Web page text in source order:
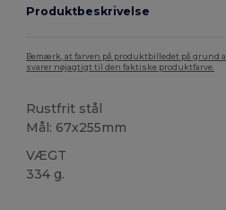
Produktbeskrivelse
Bemærk, at farven på produktbilledet på
svarer nøjagtigt til den faktiske produktfarve.
Rustfrit stål
Mål: 67x255mm
VÆGT
334 g.